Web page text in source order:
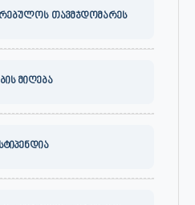
თავმჯდომარეს
მიღება